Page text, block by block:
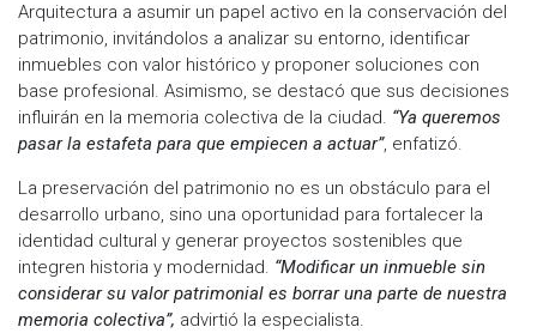
Arquitectura a asumir un papel activo en la conservación del
patrimonio, invitándolos a analizar su entorno, identificar
inmuebles con valor histórico y proponer soluciones con
base profesional. Asimismo, se destacó que sus decisiones
influirán en la memoria colectiva de la ciudad. “Ya queremos
pasar la estafeta para que empiecen a actuar”, enfatizó.
La preservación del patrimonio no es un obstáculo para el
desarrollo urbano, sino una oportunidad para fortalecer la
identidad cultural y generar proyectos sostenibles que
integren historia y modernidad. “Modificar un inmueble sin
considerar su valor patrimonial es borrar una parte de nuestra
memoria colectiva”, advirtió la especialista.